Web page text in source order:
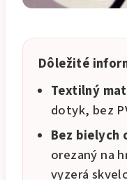
Dôležité
Textilný
dotyk, bez
Bez bielych
orezaný na
vyzerá